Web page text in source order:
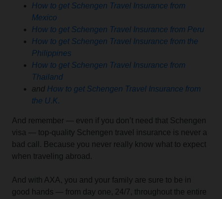
How to get Schengen Travel Insurance from
Mexico
How to get Schengen Travel Insurance from Peru
How to get Schengen Travel Insurance from the
Philippines
How to get Schengen Travel Insurance from
Thailand
and How to get Schengen Travel Insurance from
the U.K.
And remember — even if you don’t need that Schengen
visa — top-quality Schengen travel insurance is never a
bad call. Because you never really know what to expect
when traveling abroad.
And with AXA, you and your family are sure to be in
good hands — from day one, 24/7, throughout the entire